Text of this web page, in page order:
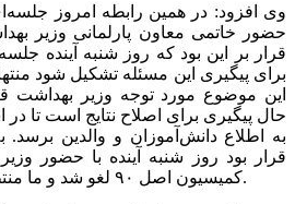
حضور خاتمی معاون پارلمانی وزیر
قرار بر این بود که روز شنبه آینده
برای پیگیری این مسئله تشکیل شود
این موضوع مورد توجه وزیر بهداشت
حال پیگیری برای اصلاح نتایج است تا
به اطلاع دانش‌آموزان و والدین
قرار بود روز شنبه آینده با حضور
کمیسیون اصل ۹۰ لغو شد و ما منتظر نتایج اصلاح‌شده هستیم.